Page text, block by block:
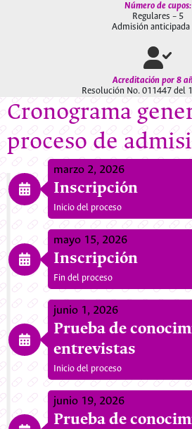
Número de cupos:
Regulares – 5
Admisión anticipada
Acreditaciónpor 8
Resolución No. 011447 del
Cronograma
proceso de
marzo 2, 2026
Inscripción
Inicio del proceso
mayo 15, 2026
Inscripción
Fin del proceso
junio 1, 2026
Prueba de
entrevistas
Inicio del proceso
junio 19, 2026
Prueba de